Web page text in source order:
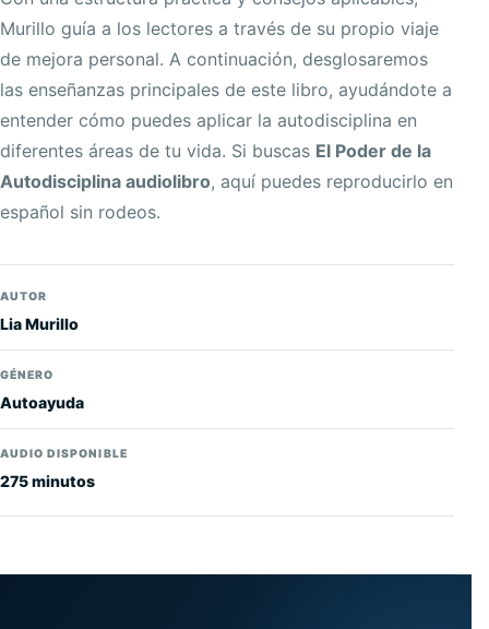
Murillo guía a los lectores a través de su propio viaje
de mejora personal. A continuación, desglosaremos
las enseñanzas principales de este libro, ayudándote a
entender cómo puedes aplicar la autodisciplina en
diferentes áreas de tu vida. Si buscas El Poder de la
Autodisciplina audiolibro, aquí puedes reproducirlo en
español sin rodeos.
AUTOR
Lia Murillo
GÉNERO
Autoayuda
AUDIO DISPONIBLE
275 minutos